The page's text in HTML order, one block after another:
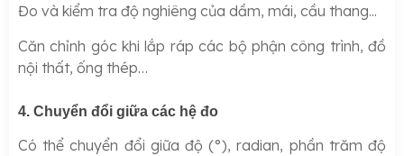
Đo và kiểm tra độ nghiêng của dầm, mái, cầu thang...
Căn chỉnh góc khi lắp ráp các bộ phận công trình, đồ
nội thất, ống thép…
4. Chuyển đổi giữa các hệ đo
Có thể chuyển đổi giữa độ (°), radian, phần trăm độ